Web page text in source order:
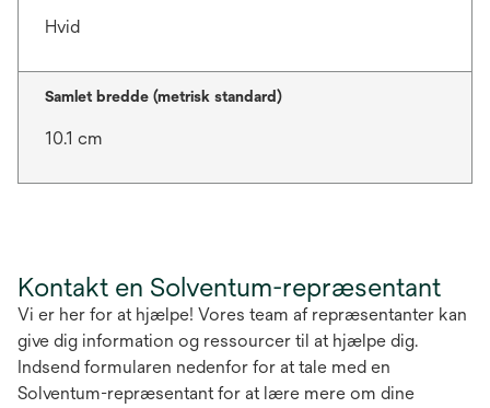
Hvid
Samlet bredde (metrisk standard)
10.1 cm
Kontakt en Solventum-repræsentant
Vi er her for at hjælpe! Vores team af repræsentanter kan
give dig information og ressourcer til at hjælpe dig.
Indsend formularen nedenfor for at tale med en
Solventum-repræsentant for at lære mere om dine